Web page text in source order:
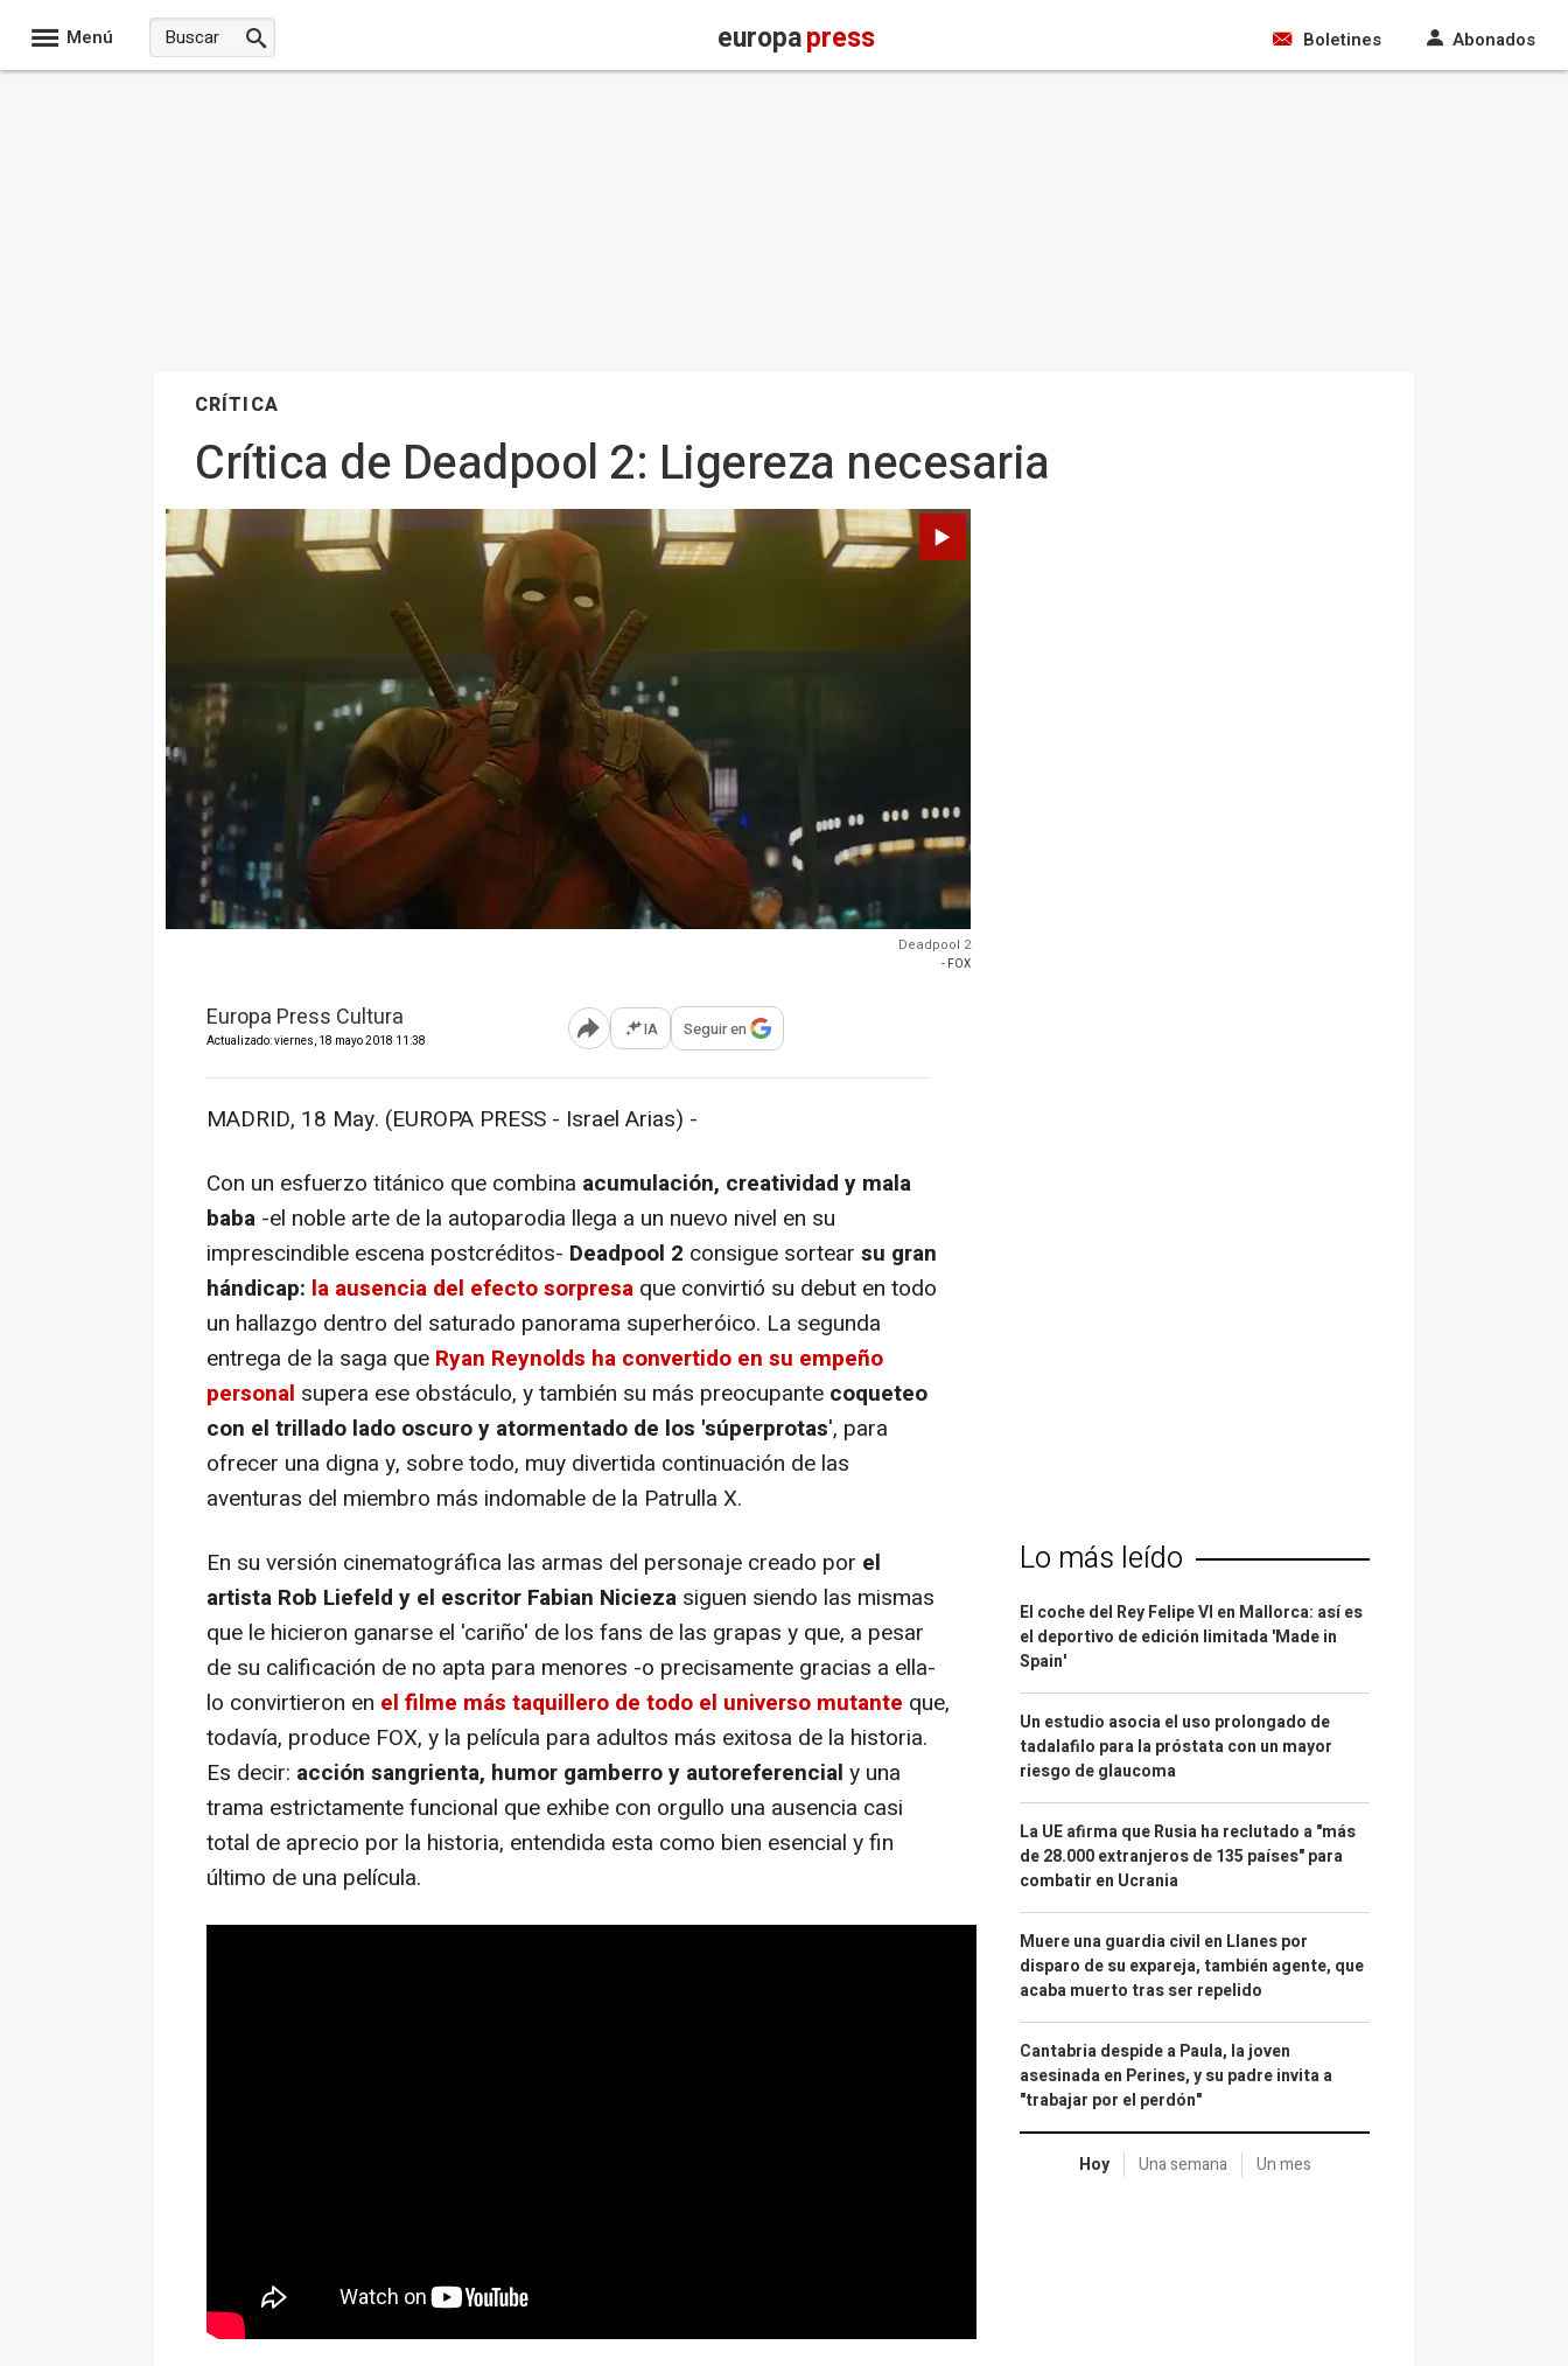
Menú europapress Boletines Abonados
CRÍTICA
Crítica de Deadpool 2: Ligereza necesaria
Deadpool 2
- FOX
Europa Press Cultura
Actualizado: viernes, 18 mayo 2018 11:38 Abrir opciones para compartir
IA Seguir en
MADRID, 18 May. (EUROPA PRESS - Israel Arias) -
Con un esfuerzo titánico que combina acumulación, creatividad y mala
baba -el noble arte de la autoparodia llega a un nuevo nivel en su
imprescindible escena postcréditos- Deadpool 2 consigue sortear su gran
hándicap: la ausencia del efecto sorpresa que convirtió su debut en todo
un hallazgo dentro del saturado panorama superheróico. La segunda
entrega de la saga que Ryan Reynolds ha convertido en su empeño
personal supera ese obstáculo, y también su más preocupante coqueteo
con el trillado lado oscuro y atormentado de los 'súperprotas', para
ofrecer una digna y, sobre todo, muy divertida continuación de las
aventuras del miembro más indomable de la Patrulla X.
En su versión cinematográfica las armas del personaje creado por el
artista Rob Liefeld y el escritor Fabian Nicieza siguen siendo las mismas
que le hicieron ganarse el 'cariño' de los fans de las grapas y que, a pesar
de su calificación de no apta para menores -o precisamente gracias a ella-
lo convirtieron en el filme más taquillero de todo el universo mutante que,
todavía, produce FOX, y la película para adultos más exitosa de la historia.
Es decir: acción sangrienta, humor gamberro y autoreferencial y una
trama estrictamente funcional que exhibe con orgullo una ausencia casi
total de aprecio por la historia, entendida esta como bien esencial y fin
último de una película.
Lo más leído
El coche del Rey Felipe VI en Mallorca: así es
el deportivo de edición limitada 'Made in
Spain'
Un estudio asocia el uso prolongado de
tadalafilo para la próstata con un mayor
riesgo de glaucoma
La UE afirma que Rusia ha reclutado a "más
de 28.000 extranjeros de 135 países" para
combatir en Ucrania
Muere una guardia civil en Llanes por
disparo de su expareja, también agente, que
acaba muerto tras ser repelido
Cantabria despide a Paula, la joven
asesinada en Perines, y su padre invita a
"trabajar por el perdón"
Hoy Una semana Un mes